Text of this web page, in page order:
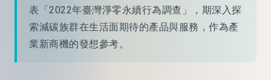
表「2022年臺灣淨零永續行為調查」，期深入探
索減碳族群在生活面期待的產品與服務，作為產
業新商機的發想參考。